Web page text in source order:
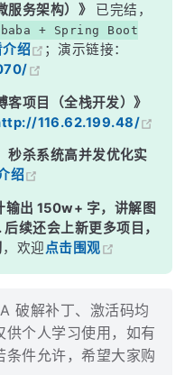
服务架构）》
已完结，
+ Spring Boot
绍
；演示链接：
客项目（全栈开发）》
116.62.199.48/
秒杀系统高并发优化实
绍
输出 150w+ 字，讲解图
续还会上新更多项目，
，欢迎点击围观
破解补丁、激活码均
供个人学习使用，如有
件允许，希望大家购